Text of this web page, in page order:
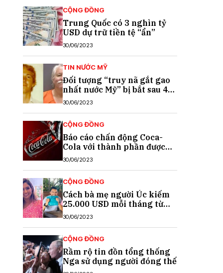
CỘNG ĐỒNG
Trung Quốc có 3 nghìn tỷ
USD dự trữ tiền tệ “ẩn”
30/06/2023
TIN NƯỚC MỸ
Đối tượng “truy nã gắt gao
nhất nước Mỹ” bị bắt sau 40
năm trốn chạy
30/06/2023
CỘNG ĐỒNG
Báo cáo chấn động Coca-
Cola với thành phần được
cho là chất gây ung thư
30/06/2023
CỘNG ĐỒNG
Cách bà mẹ người Úc kiếm
25.000 USD mỗi tháng từ
TikTok
30/06/2023
CỘNG ĐỒNG
Rầm rộ tin đồn tổng thống
Nga sử dụng người đóng thế